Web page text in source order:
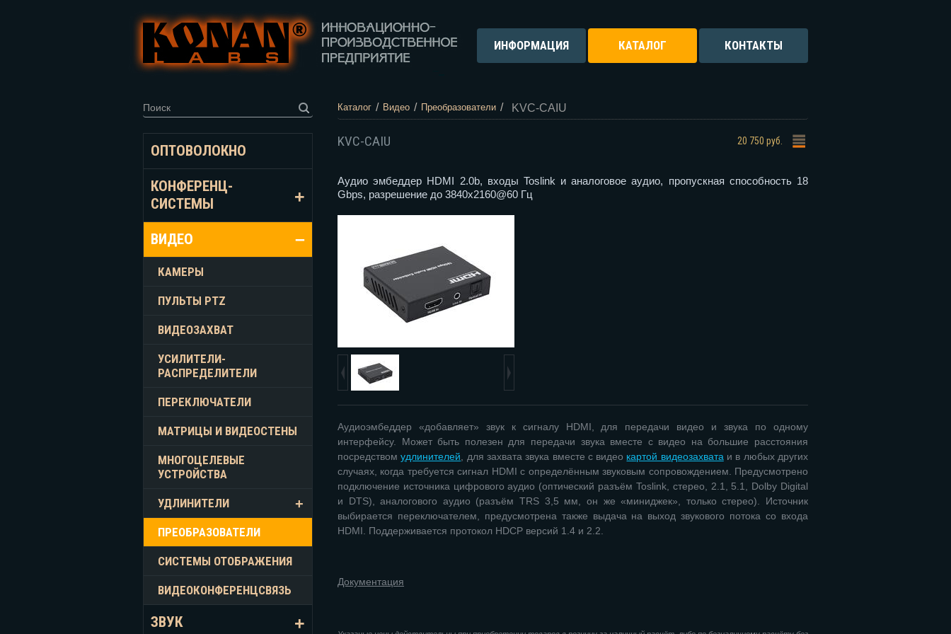
ИНФОРМАЦИЯ КАТАЛОГ КОНТАКТЫ
ОПТОВОЛОКНО
КОНФЕРЕНЦ-
СИСТЕМЫ
ВИДЕО
КАМЕРЫ
ПУЛЬТЫ PTZ
ВИДЕОЗАХВАТ
УСИЛИТЕЛИ-
РАСПРЕДЕЛИТЕЛИ
ПЕРЕКЛЮЧАТЕЛИ
МАТРИЦЫ И ВИДЕОСТЕНЫ
МНОГОЦЕЛЕВЫЕ
УСТРОЙСТВА
УДЛИНИТЕЛИ
ПРЕОБРАЗОВАТЕЛИ
СИСТЕМЫ ОТОБРАЖЕНИЯ
ВИДЕОКОНФЕРЕНЦСВЯЗЬ
ЗВУК
Каталог / Видео / Преобразователи / KVC-CAIU
KVC-CAIU 20 750 руб.
Аудио эмбеддер HDMI 2.0b, входы Toslink и аналоговое аудио, пропускная способность 18
Gbps, разрешение до 3840x2160@60 Гц
Аудиоэмбеддер «добавляет» звук к сигналу HDMI, для передачи видео и звука по одному
интерфейсу. Может быть полезен для передачи звука вместе с видео на большие расстояния
посредствомудлинителей , для захвата звука вместе с видео картой видеозахвата и в любых других
случаях, когда требуется сигнал HDMI с определённым звуковым сопровождением. Предусмотрено
подключение источника цифрового аудио (оптический разъём Toslink, стерео, 2.1, 5.1, Dolby Digital
и DTS), аналогового аудио (разъём TRS 3,5 мм, он же «миниджек», только стерео). Источник
выбирается переключателем, предусмотрена также выдача на выход звукового потока со входа
HDMI. Поддерживается протокол HDCP версий 1.4 и 2.2.
Документация